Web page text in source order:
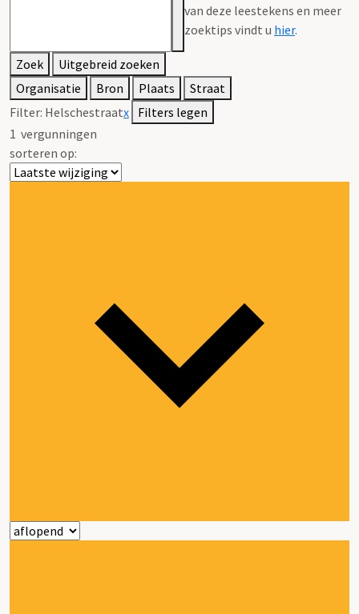
van deze leestekens en meer
zoektips vindt u hier.
Zoek
Uitgebreid zoeken
Organisatie
Bron Plaats
Straat
Filter: Helschestraatx Filters legen
1 vergunningen
sorteren op: